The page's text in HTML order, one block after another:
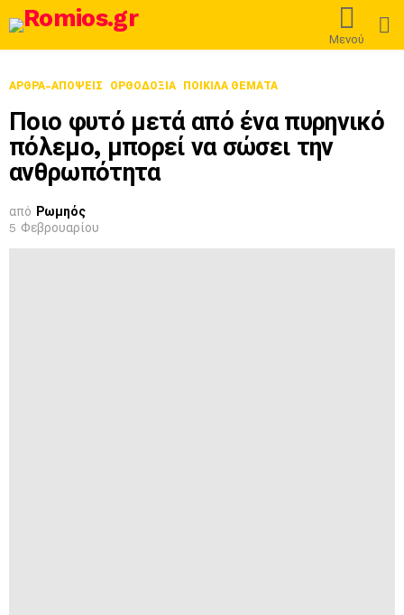
Μενού
ΑΡΘΡΑ-ΑΠΟΨΕΙΣ ΟΡΘΟΔΟΞΊΑ ΠΟΙΚΙΛΑ ΘΕΜΑΤΑ
Ποιο φυτό μετά από ένα πυρηνικό
πόλεμο, μπορεί να σώσει την
ανθρωπότητα
από Ρωμηός
5 Φεβρουαρίου